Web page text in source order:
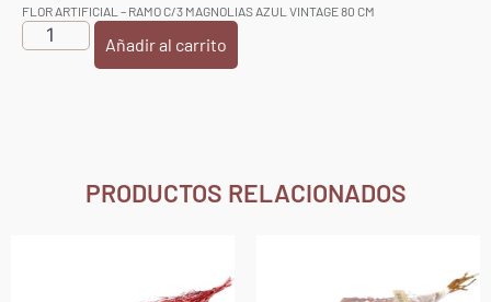
FLOR ARTIFICIAL – RAMO C/3 MAGNOLIAS AZUL VINTAGE 80 CM
Añadir al carrito
PRODUCTOS RELACIONADOS